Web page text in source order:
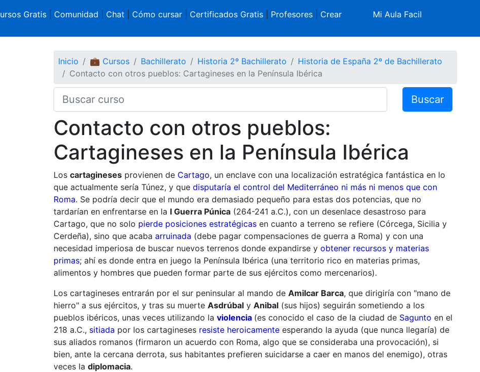
Gratis Comunidad Chat Cómo cursar| Certificados Gratis| Profesores| Crear
Mi Aula Facil
Inicio 💼 Cursos Bachillerato Historia 2º Bachillerato
Historia de España 2º de Bachillerato
Contacto con otros pueblos: Cartagineses en la Península Ibérica
Buscar
Contacto con otros pueblos:
Cartagineses en la Península Ibérica
Los cartaginesesprovienen de Cartago, un enclave con una localización estratégica fantástica en lo
que actualmente sería Túnez, y que disputaría el control del Mediterráneo ni más ni menos que con
Roma. Se podría decir que el mundo era demasiado pequeño para estas dos potencias, que no
tardarían en enfrentarse en la I Guerra Púnica(264-241 a.C.), con un desenlace desastroso para
Cartago, que no solo pierde posiciones estratégicasen cuanto a terreno se refiere (Córcega, Sicilia y
Cerdeña), sino que acaba arruinada (debe pagar compensaciones de guerra a Roma) y con una
necesidad imperiosa de buscar nuevos terrenos donde expandirse y obtener recursos y materias
primas; ahí es donde entra en juego la Península Ibérica (una territorio rico en materias primas,
alimentos y hombres que pueden formar parte de sus ejércitos como mercenarios).
Los cartagineses entrarán por el sur peninsular al mando de Amilcar Barca, que dirigiría con "mano de
hierro" a sus ejércitos, y tras su muerte Asdrúbaly Anibal(sus hijos) seguirán sometiendo a los
pueblos ibéricos, unas veces utilizando la violencia (es conocido el caso de la ciudad de Sagunto en el
218 a.C., sitiada por los cartagineses resiste heroicamenteesperando la ayuda (que nunca llegaría) de
sus aliados romanos (firmaron un acuerdo con Roma, algo que se consideraba una provocación), si
bien, ante la cercana derrota, sus habitantes prefieren suicidarse a caer en manos del enemigo), otras
veces la diplomacia.